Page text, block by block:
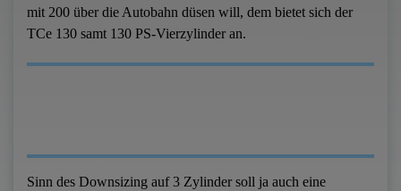
mit 200 über die Autobahn düsen will, dem bietet sich der
TCe 130 samt 130 PS-Vierzylinder an.
Sinn des Downsizing auf 3 Zylinder soll ja auch eine